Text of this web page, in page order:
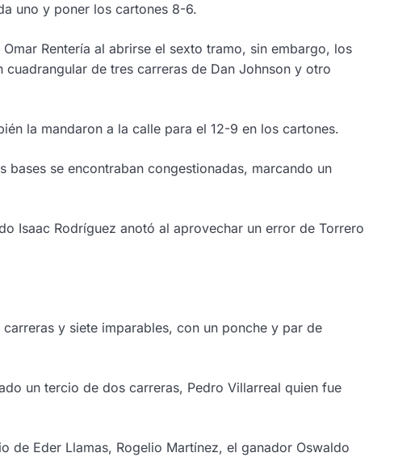
uno y poner los cartones 8-6.
Rentería al abrirse el sexto tramo, sin embargo, los
de tres carreras de Dan Johnson y otro
la mandaron a la calle para el 12-9 en los cartones.
se encontraban congestionadas, marcando un
Isaac Rodríguez anotó al aprovechar un error de Torrero
y siete imparables, con un ponche y par de
un tercio de dos carreras, Pedro Villarreal quien fue
Eder Llamas, Rogelio Martínez, el ganador Oswaldo